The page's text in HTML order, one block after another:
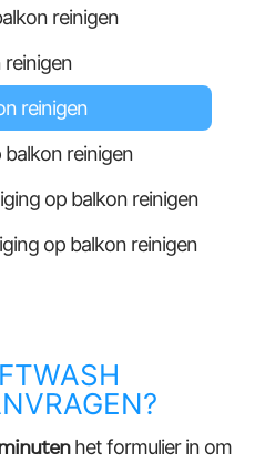
reinigen
reinigen
reinigen
reinigen
op balkon reinigen
op balkon reinigen
het formulier in om